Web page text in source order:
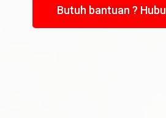
Butuh bantuan ?